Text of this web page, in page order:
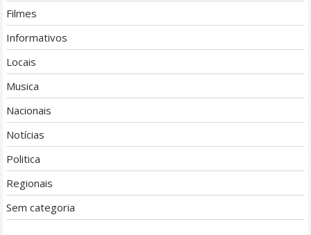
Filmes
Informativos
Locais
Musica
Nacionais
Notícias
Politica
Regionais
Sem categoria